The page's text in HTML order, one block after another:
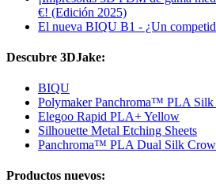
€! (Edición 2025)
El nueva BIQU B1 - ¿Un
Descubre 3DJake:
BIQU
Polymaker Panchroma™ PLA
Elegoo Rapid PLA+ Yellow
Silhouette Metal Etching Sheets
Panchroma™ PLA Dual Silk
Productos nuevos: